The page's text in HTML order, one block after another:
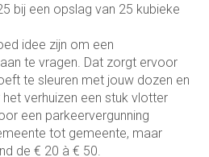
bij een opslag van 25 kubieke
idee zijn om een
aan te vragen. Dat zorgt ervoor
te sleuren met jouw dozen en
verhuizen een stuk vlotter
een parkeervergunning
tot gemeente, maar
de € 20 à € 50.